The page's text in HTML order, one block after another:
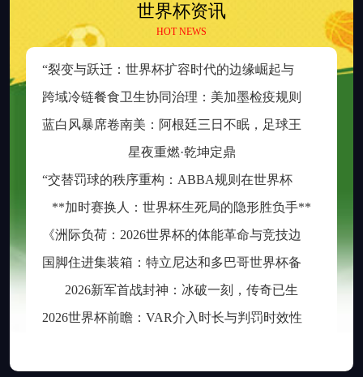
世界杯资讯
HOT NEWS
星夜重燃·乾坤定鼎
**加时赛换人：世界杯生死局的隐形胜负手**
2026新军首战封神：冰破一刻，传奇已生